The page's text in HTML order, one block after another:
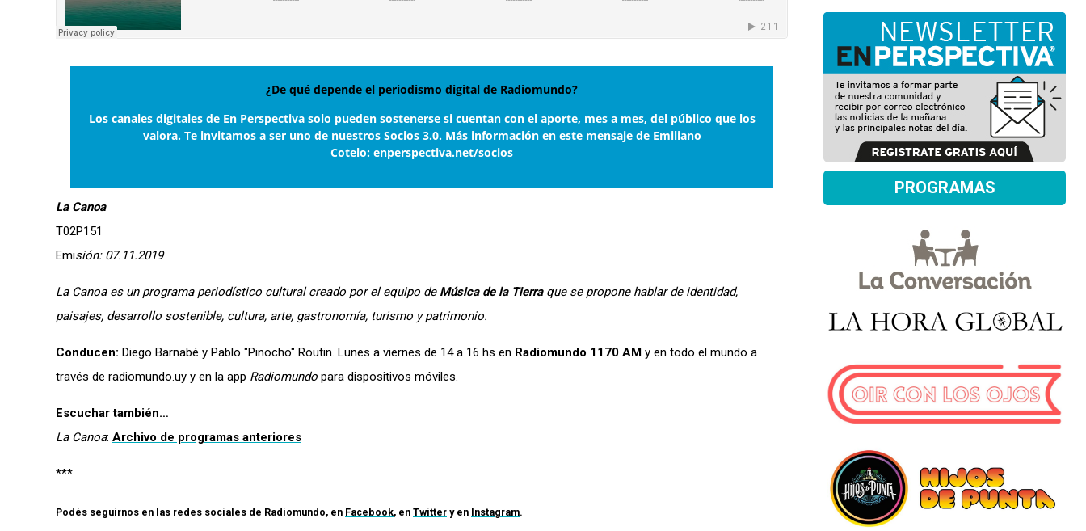
¿De qué depende el periodismo digital de Radiomundo?
Los canales digitales de En Perspectiva solo pueden sostenerse si cuentan con el aporte, mes a mes, del público que los
valora. Te invitamos a ser uno de nuestros Socios 3.0. Más información en este mensaje de Emiliano
Cotelo: enperspectiva.net/socios
La Canoa
T02P151
Emisión: 07.11.2019
La Canoaes un programa periodístico cultural creado por el equipo de Música de la Tierraque se propone hablar de identidad,
paisajes, desarrollo sostenible, cultura, arte, gastronomía, turismo y patrimonio.
Conducen: Diego Barnabé y Pablo "Pinocho" Routin. Lunes a viernes de 14 a 16 hs en Radiomundo 1170 AM y en todo el mundo a
través de radiomundo.uy y en la app Radiomundo para dispositivos móviles.
Escuchar también…
La Canoa: Archivo de programas anteriores
***
Podés seguirnos en las redes sociales de Radiomundo, en Facebook, en Twitter y en Instagram.
PROGRAMAS